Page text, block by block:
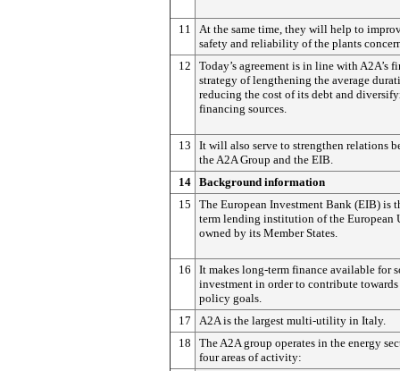
11
At the same time, they will help to
safety and reliability of the plants
12
Today’s agreement is in line with A2A’s
strategy of lengthening the average
reducing the cost of its debt and
financing sources.
13
It will also serve to strengthen relations
the A2A Group and the EIB.
14 Background information
15
The European Investment Bank (EIB) is
term lending institution of the European
owned by its Member States.
16
It makes long-term finance available for
investment in order to contribute towards
policy goals.
17
A2A is the largest multi-utility in Italy.
18
The A2A group operates in the energy
four areas of activity: